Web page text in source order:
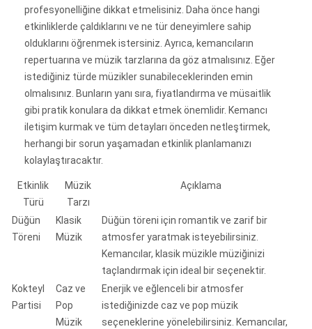
profesyonelliğine dikkat etmelisiniz. Daha önce hangi
etkinliklerde çaldıklarını ve ne tür deneyimlere sahip
olduklarını öğrenmek istersiniz. Ayrıca, kemancıların
repertuarına ve müzik tarzlarına da göz atmalısınız. Eğer
istediğiniz türde müzikler sunabileceklerinden emin
olmalısınız. Bunların yanı sıra, fiyatlandırma ve müsaitlik
gibi pratik konulara da dikkat etmek önemlidir. Kemancı
iletişim kurmak ve tüm detayları önceden netleştirmek,
herhangi bir sorun yaşamadan etkinlik planlamanızı
kolaylaştıracaktır.
Etkinlik
Türü
Müzik
Tarzı
Açıklama
Düğün
Töreni
Klasik
Müzik
Düğün töreni için romantik ve zarif bir
atmosfer yaratmak isteyebilirsiniz.
Kemancılar, klasik müzikle müziğinizi
taçlandırmak için ideal bir seçenektir.
Kokteyl
Partisi
Caz ve
Pop
Müzik
Enerjik ve eğlenceli bir atmosfer
istediğinizde caz ve pop müzik
seçeneklerine yönelebilirsiniz. Kemancılar,